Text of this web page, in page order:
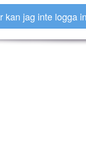
kan jag inte logga